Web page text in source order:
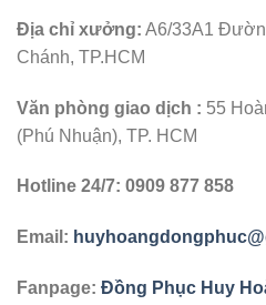
Địa chỉ xưởng: A6/33A1
Chánh, TP.HCM
Văn phòng giao dịch : 55
(Phú Nhuận), TP. HCM
Hotline 24/7: 0909 877 858
Email:
Fanpage: Đồng Phục Huy